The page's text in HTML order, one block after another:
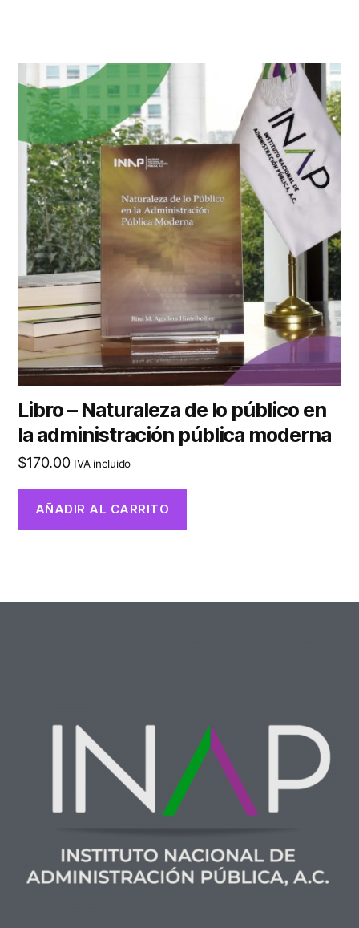
Libro – Naturaleza de lo público en
la administración pública moderna
$170.00 IVA incluido
AÑADIR AL CARRITO